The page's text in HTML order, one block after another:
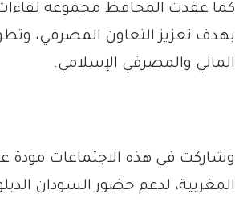
كما عقدت المحافظ مجموعة لقاءات
بهدف تعزيز التعاون المصرفي،
المالي والمصرفي الإسلامي.
وشاركت في هذه الاجتماعات مودة
المغربية، لدعم حضور السودان